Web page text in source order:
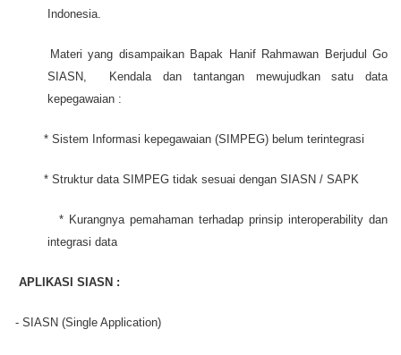
Indonesia.
Materi yang disampaikan Bapak Hanif Rahmawan Berjudul Go
SIASN, Kendala dan tantangan mewujudkan satu data
kepegawaian :
* Sistem Informasi kepegawaian (SIMPEG) belum terintegrasi
* Struktur data SIMPEG tidak sesuai dengan SIASN / SAPK
* Kurangnya pemahaman terhadap prinsip interoperability dan
integrasi data
APLIKASI SIASN :
- SIASN (Single Application)